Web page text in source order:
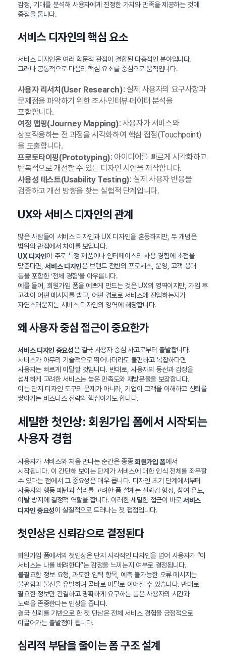
감정, 기대를 분석해 사용자에게 진정한 가치와 만족을 제공하는 것에
중점을 둡니다.
서비스 디자인의 핵심 요소
서비스 디자인은 여러 학문적 관점이 결합된 다층적인 분야입니다.
그러나 공통적으로 다음의 핵심 요소를 중심으로 움직입니다.
사용자 리서치(User Research): 실제 사용자의 요구사항과
문제점을 파악하기 위한 조사·인터뷰·데이터 분석을
포함합니다.
여정 맵핑(Journey Mapping): 사용자가 서비스와
상호작용하는 전 과정을 시각화하여 핵심 접점(Touchpoint)
을 도출합니다.
프로토타이핑(Prototyping): 아이디어를 빠르게 시각화하고
반복적으로 개선할 수 있는 디자인 시안을 제작합니다.
사용성 테스트(Usability Testing): 실제 사용자 반응을
검증하고 개선 방향을 찾는 실험적 단계입니다.
UX와 서비스 디자인의 관계
많은 사람들이 서비스 디자인과 UX 디자인을 혼동하지만, 두 개념은
범위와 관점에서 차이를 보입니다.
UX 디자인이 주로 특정 제품이나 인터페이스의 사용 경험에 초점을
맞춘다면,서비스 디자인은 브랜드 전반의 프로세스, 운영, 고객 응대
등을 포함한 ‘전체 경험’을 아우릅니다.
예를 들어, 회원가입 폼을 예쁘게 만드는 것은 UX의 영역이지만, 가입 후
고객이 어떤 메시지를 받고, 어떤 경로로 서비스에 진입하는지가
자연스러운지는 서비스 디자인의 영역에 해당합니다.
왜 사용자 중심 접근이 중요한가
서비스 디자인 중요성은 결국 사용자 중심 사고로부터 출발합니다.
서비스가 아무리 기술적으로 뛰어나더라도 불편하고 복잡하다면
사용자는 빠르게 이탈할 것입니다. 반대로, 사용자의 동선과 감정을
섬세하게 고려한 서비스는 높은 만족도와 재방문율을 보장합니다.
이는 단지 디자인 도구의 문제가 아니라, 기업이 고객을 이해하고 신뢰를
쌓아가는 비즈니스 전략의 핵심이기도 합니다.
세밀한 첫인상: 회원가입 폼에서 시작되는
사용자 경험
사용자가 서비스와 처음 만나는 순간은 종종회원가입 폼에서
시작됩니다. 이 간단해 보이는 단계가 서비스에 대한 인식 전체를 좌우할
수 있다는 점에서 그 중요성은 매우 큽니다. 디자인 초기 단계에서부터
사용자의 행동 패턴과 심리를 고려한 폼 설계는 신뢰감 형성, 참여 유도,
이탈 방지에 결정적 역할을 합니다. 이러한 세밀한 접근이 바로서비스
디자인 중요성이 실질적으로 드러나는 첫 접점입니다.
첫인상은 신뢰감으로 결정된다
회원가입 폼에서의 첫인상은 단지 시각적인 디자인을 넘어 사용자가 “이
서비스는 나를 배려한다”는 감정을 느끼는지 여부로 결정됩니다.
불필요한 정보 요청, 과도한 입력 항목, 예측 불가능한 오류 메시지는
불편함과 불신을 유발하며 곧바로 이탈로 이어질 수 있습니다. 반대로
필요한 정보만 간결하고 명확하게 요구하는 폼은 사용자의 시간과
노력을 존중한다는 인상을 줍니다.
결국 신뢰를 기반으로 한 첫 만남은 전체 서비스 경험을 긍정적으로
이끌어가는 출발점이 됩니다.
심리적 부담을 줄이는 폼 구조 설계